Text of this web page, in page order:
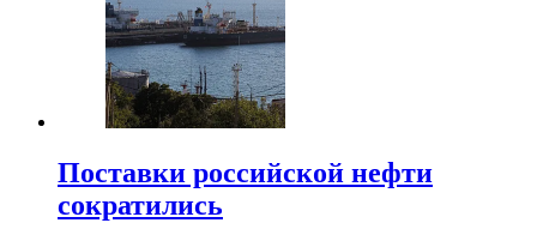
Поставки российской нефти
сократились